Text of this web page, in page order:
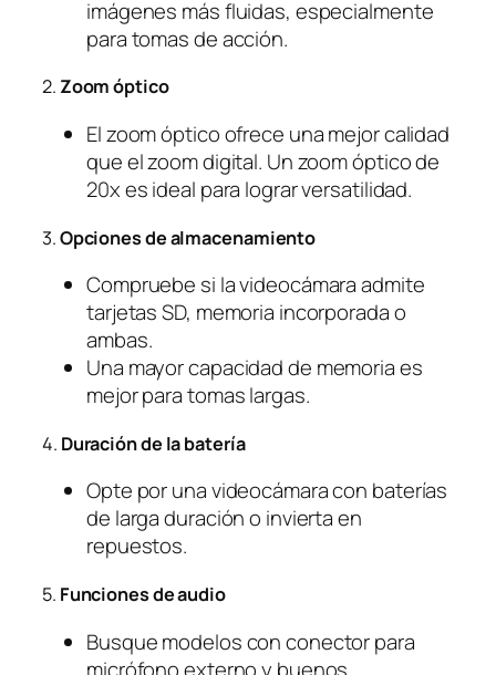
imágenes más fluidas, especialmente
para tomas de acción.
2. Zoom óptico
El zoom óptico ofrece una mejor calidad
que el zoom digital. Un zoom óptico de
20x es ideal para lograr versatilidad.
3.Opciones de almacenamiento
Compruebe si la videocámara admite
tarjetas SD, memoria incorporada o
ambas.
Una mayor capacidad de memoria es
mejor para tomas largas.
4. Duración de la batería
Opte por una videocámara con baterías
de larga duración o invierta en
repuestos.
5. Funciones de audio
Busque modelos con conector para
micrófono externo y buenos